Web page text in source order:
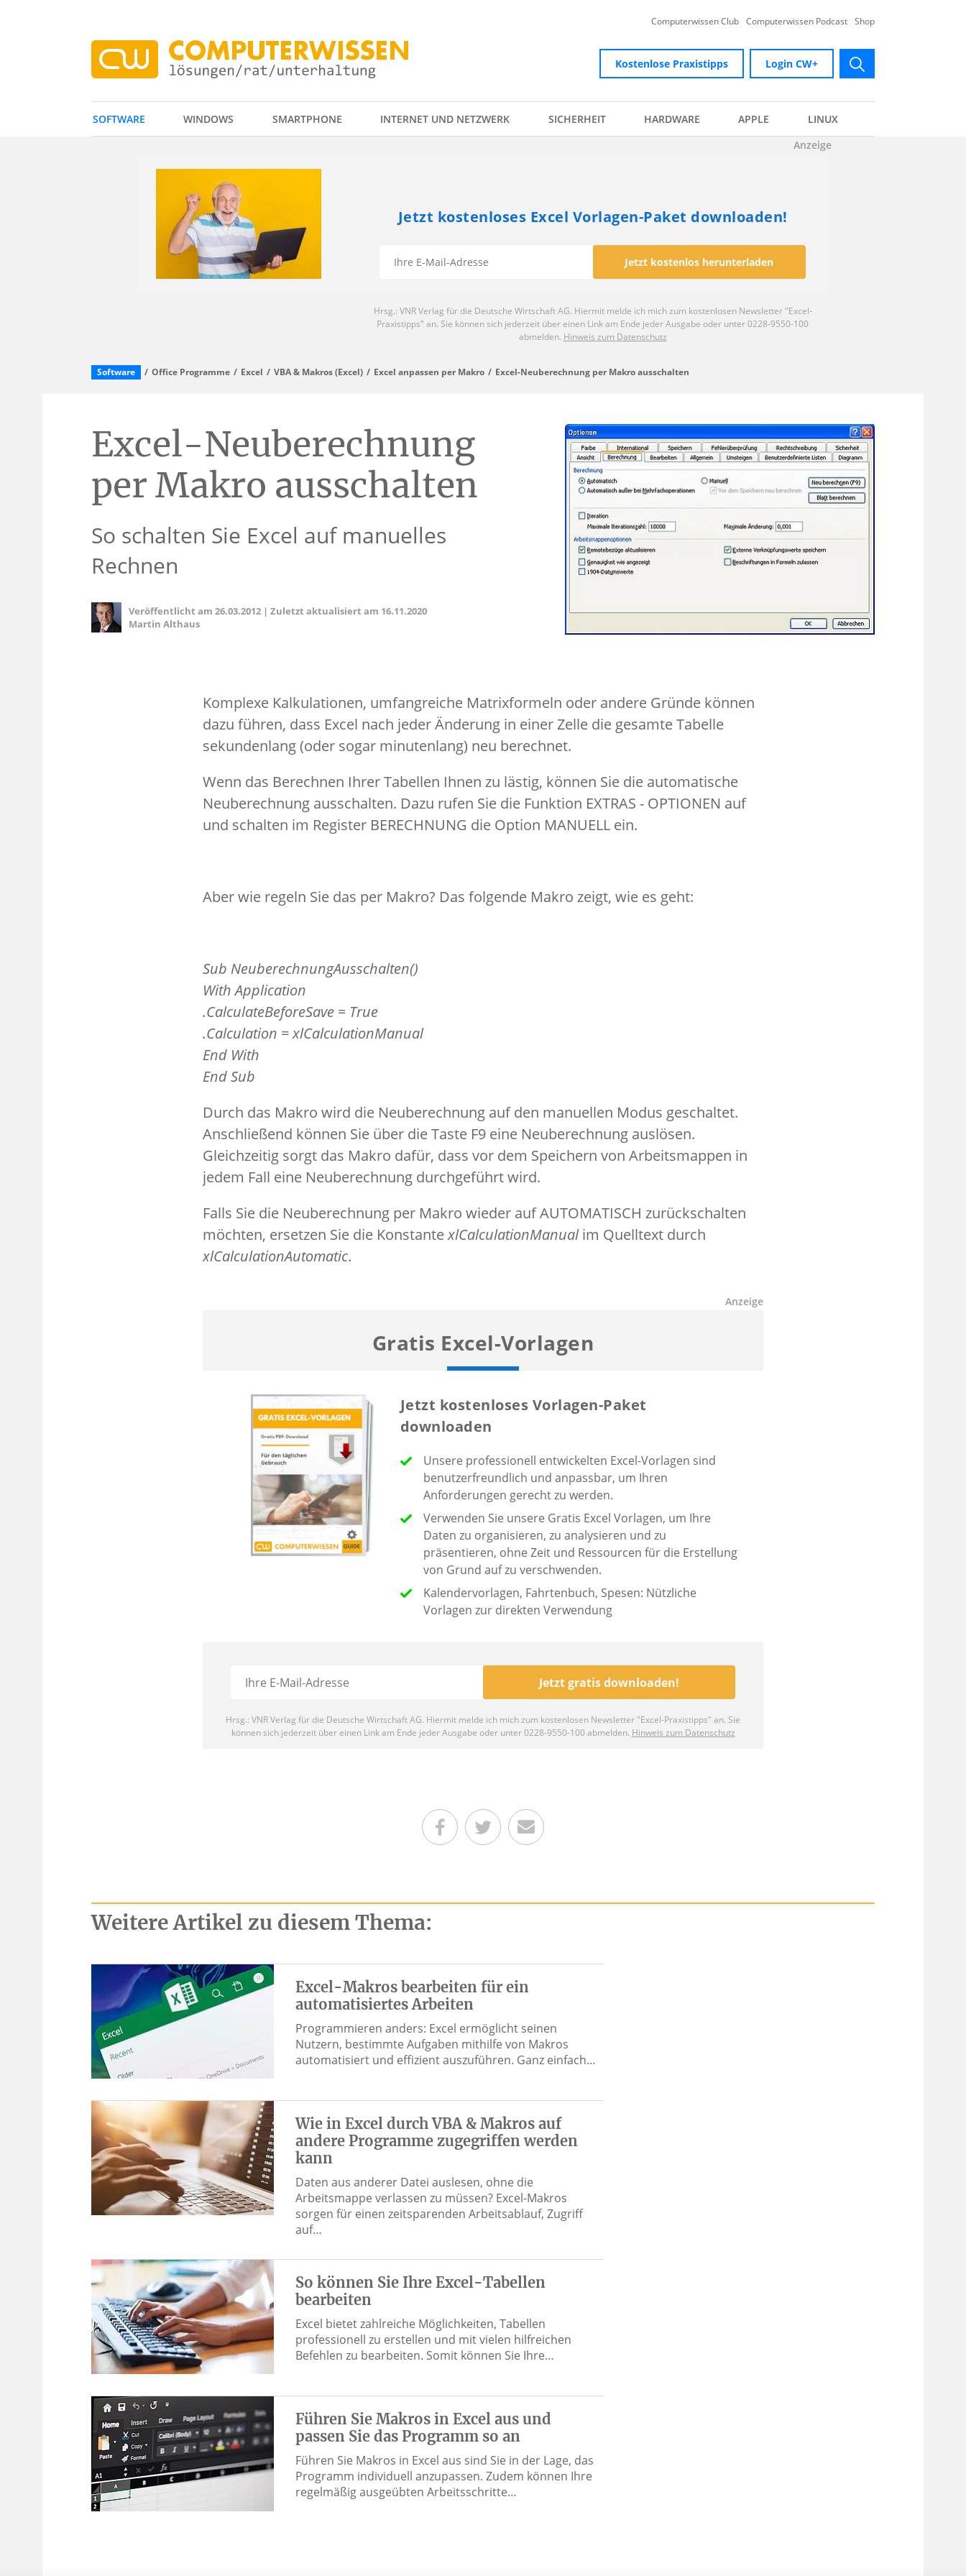
Computerwissen Club Computerwissen Podcast Shop
Kostenlose Praxistipps
Login CW+
submit
SOFTWARE WINDOWS SMARTPHONE INTERNET UND NETZWERK SICHERHEIT HARDWARE APPLE LINUX
Software Office Programme Excel VBA & Makros (Excel) Excel anpassen per Makro Excel-Neuberechnung per Makro ausschalten
Excel-Neuberechnung
per Makro ausschalten
So schalten Sie Excel auf manuelles
Rechnen
Veröffentlicht am 26.03.2012 | Zuletzt aktualisiert am 16.11.2020
Martin Althaus
Komplexe Kalkulationen, umfangreiche Matrixformeln oder andere Gründe können
dazu führen, dass Excel nach jeder Änderung in einer Zelle die gesamte Tabelle
sekundenlang (oder sogar minutenlang) neu berechnet.
Wenn das Berechnen Ihrer Tabellen Ihnen zu lästig, können Sie die automatische
Neuberechnung ausschalten. Dazu rufen Sie die Funktion EXTRAS - OPTIONEN auf
und schalten im Register BERECHNUNG die Option MANUELL ein.
Aber wie regeln Sie das per Makro? Das folgende Makro zeigt, wie es geht:
Sub NeuberechnungAusschalten()
With Application
.CalculateBeforeSave = True
.Calculation = xlCalculationManual
End With
End Sub
Durch das Makro wird die Neuberechnung auf den manuellen Modus geschaltet.
Anschließend können Sie über die Taste F9 eine Neuberechnung auslösen.
Gleichzeitig sorgt das Makro dafür, dass vor dem Speichern von Arbeitsmappen in
jedem Fall eine Neuberechnung durchgeführt wird.
Falls Sie die Neuberechnung per Makro wieder auf AUTOMATISCH zurückschalten
möchten, ersetzen Sie die KonstantexlCalculationManualim Quelltext durch
xlCalculationAutomatic.
Teilen auf Facebook
Teilen auf Twitter
Per E-Mail senden
Weitere Artikel zu diesem Thema:
Excel-Makros bearbeiten für ein
automatisiertes Arbeiten
Programmieren anders: Excel ermöglicht seinen
Nutzern, bestimmte Aufgaben mithilfe von Makros
automatisiert und effizient auszuführen. Ganz einfach…
Wie in Excel durch VBA & Makros auf
andere Programme zugegriffen werden
kann
Daten aus anderer Datei auslesen, ohne die
Arbeitsmappe verlassen zu müssen? Excel-Makros
sorgen für einen zeitsparenden Arbeitsablauf, Zugriff
auf…
So können Sie Ihre Excel-Tabellen
bearbeiten
Excel bietet zahlreiche Möglichkeiten, Tabellen
professionell zu erstellen und mit vielen hilfreichen
Befehlen zu bearbeiten. Somit können Sie Ihre…
Führen Sie Makros in Excel aus und
passen Sie das Programm so an
Führen Sie Makros in Excel aus sind Sie in der Lage, das
Programm individuell anzupassen. Zudem können Ihre
regelmäßig ausgeübten Arbeitsschritte…